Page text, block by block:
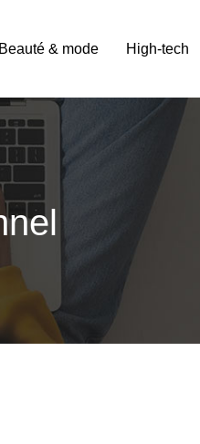
Beauté & mode High-tech